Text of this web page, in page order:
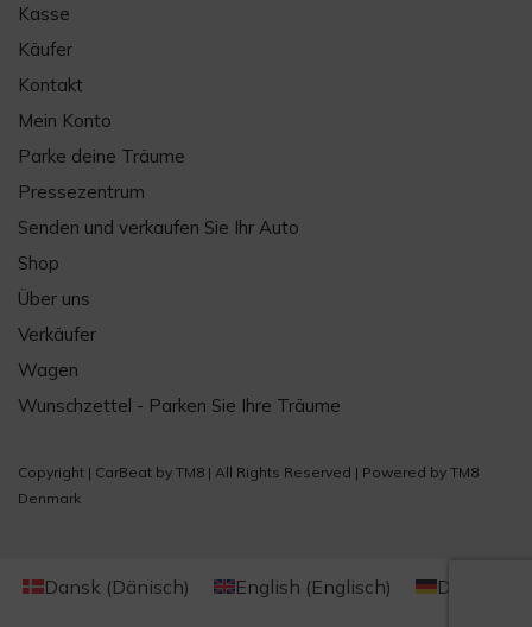
Kasse
Käufer
Kontakt
Mein Konto
Parke deine Träume
Pressezentrum
Senden und verkaufen Sie Ihr Auto
Shop
Über uns
Verkäufer
Wagen
Wunschzettel - Parken Sie Ihre Träume
Copyright | CarBeat by TM8 | All Rights Reserved | Powered by TM8
Denmark
Dansk (Dänisch) English (Englisch) Deutsch